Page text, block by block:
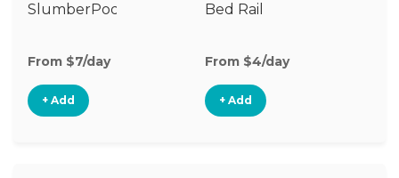
SlumberPod
From $7/day
+ Add
Bed Rail
From $4/day
+ Add